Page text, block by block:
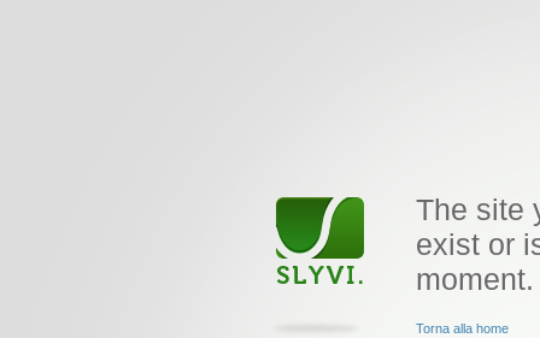
The site
exist or
moment.
Torna alla home